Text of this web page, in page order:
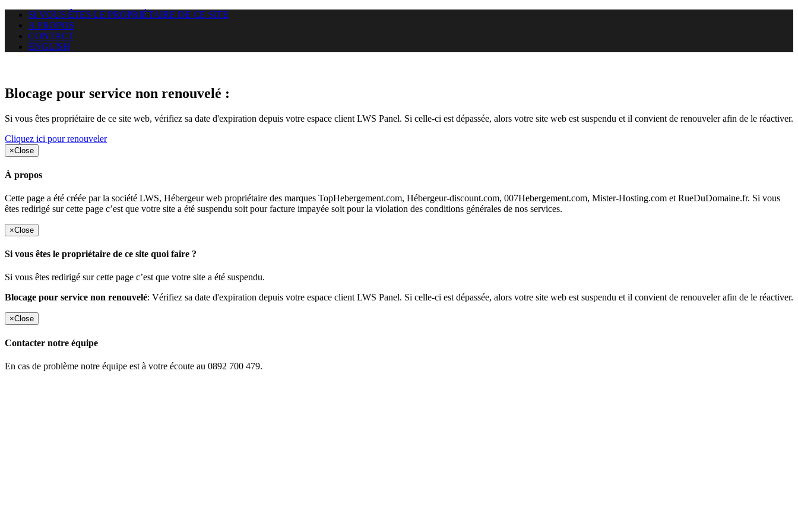
SI VOUS ÊTES LE PROPRIÉTAIRE DE CE SITE
A PROPOS
CONTACT
ENGLISH
Blocage pour service non renouvelé :
Si vous êtes propriétaire de ce site web, vérifiez sa date d'expiration depuis votre espace client LWS Panel. Si celle-ci est dépassée, alors votre site web est suspendu et il convient de renouveler afin de le réactiver.
Cliquez ici pour renouveler
×Close
À propos
Cette page a été créée par la société LWS, Hébergeur web propriétaire des marques TopHebergement.com, Hébergeur-discount.com, 007Hebergement.com, Mister-Hosting.com et RueDuDomaine.fr. Si vous
êtes redirigé sur cette page c’est que votre site a été suspendu soit pour facture impayée soit pour la violation des conditions générales de nos services.
×Close
Si vous êtes le propriétaire de ce site quoi faire ?
Si vous êtes redirigé sur cette page c’est que votre site a été suspendu.
Blocage pour service non renouvelé: Vérifiez sa date d'expiration depuis votre espace client LWS Panel. Si celle-ci est dépassée, alors votre site web est suspendu et il convient de renouveler afin de le réactiver.
×Close
Contacter notre équipe
En cas de problème notre équipe est à votre écoute au 0892 700 479.